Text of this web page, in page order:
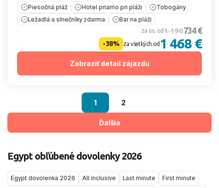
Piesočná pláž Hotel priamo pri pláži
Tobogány
Ležadlá a slnečníky zdarma
Bar na pláži
za os. od1 190734 €
-38% za všetkých od 1 468 €
Zobraziť detail zájazdu
1 2
Ďalšia
Egypt obľúbené dovolenky 2026
Egypt dovolenka 2026 All inclusive Last minute First minute